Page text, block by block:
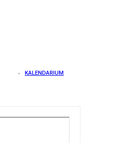
KALENDARIUM